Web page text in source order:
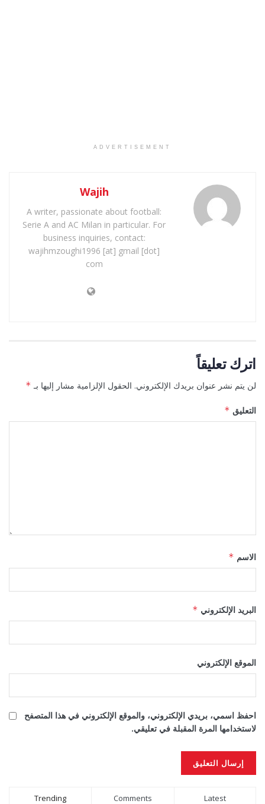
ADVERTISEMENT
Wajih
A writer, passionate about football:
Serie A and AC Milan in particular. For
business inquiries, contact:
wajihmzoughi1996 [at] gmail [dot]
com
اترك تعليقاً
لن يتم نشر عنوان بريدك الإلكتروني. الحقول الإلزامية مشار إليها بـ *
التعليق *
الاسم *
البريد الإلكتروني *
الموقع الإلكتروني
احفظ اسمي، بريدي الإلكتروني، والموقع الإلكتروني في هذا المتصفح
لاستخدامها المرة المقبلة في تعليقي.
Trending Comments Latest